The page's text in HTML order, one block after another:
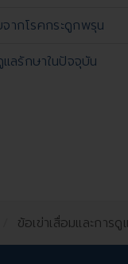
ากโรคกระดูกพรุน
แลรักษาในปัจจุบัน
ข้อเข่าเสื่อมและการ